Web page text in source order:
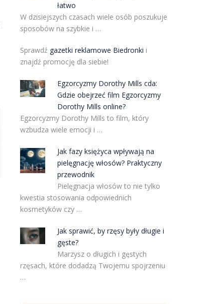
łatwo
W dzisiejszych czasach wiele osób poszukuje
sposobów na szybkie i …
Sprawdź gazetki reklamowe Biedronki i
znajdź promocję dla siebie!
Egzorcyzmy Dorothy Mills cda:
Gdzie obejrzeć film Egzorcyzmy
Dorothy Mills online?
Egzorcyzmy Dorothy Mills to film, który
wzbudza wiele emocji i …
Jak fazy księżyca wpływają na
pielęgnację włosów? Praktyczny
przewodnik
Pielęgnacja włosów to nie tylko
kwestia stosowania odpowiednich
kosmetyków czy …
Jak sprawić, by rzęsy były długie i
gęste?
Marzysz o długich i gęstych
rzęsach, które dodadzą Twojemu spojrzeniu
…